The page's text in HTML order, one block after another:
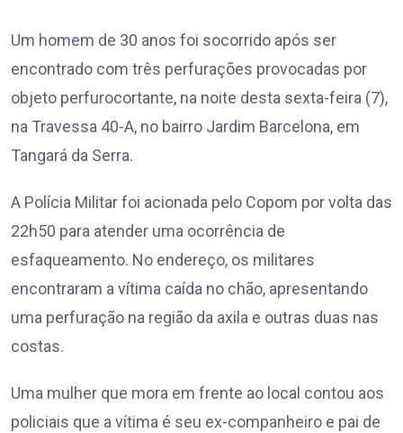
Um homem de 30 anos foi socorrido após ser
encontrado com três perfurações provocadas por
objeto perfurocortante, na noite desta sexta-feira (7),
na Travessa 40-A, no bairro Jardim Barcelona, em
Tangará da Serra.
A Polícia Militar foi acionada pelo Copom por volta das
22h50 para atender uma ocorrência de
esfaqueamento. No endereço, os militares
encontraram a vítima caída no chão, apresentando
uma perfuração na região da axila e outras duas nas
costas.
Uma mulher que mora em frente ao local contou aos
policiais que a vítima é seu ex-companheiro e pai de